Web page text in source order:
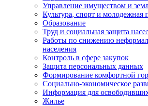
Управление имуществом и
Культура, спорт и молодежная
Образование
Труд и социальная защита
Работы по снижению
населения
Контроль в сфере закупок
Защита персональных данных
Формирование комфортной
Социально-экономическое
Информация для
Жилье